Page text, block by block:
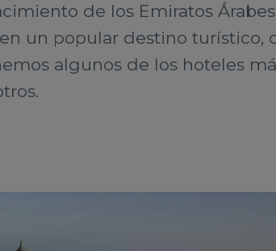
de los Emiratos
un popular destino turístico,
algunos de los hoteles